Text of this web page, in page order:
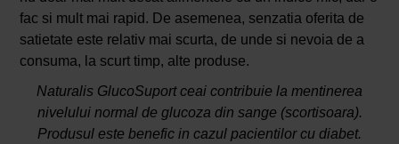
fac si mult mai rapid. De asemenea, senzatia oferita de
satietate este relativ mai scurta, de unde si nevoia de a
consuma, la scurt timp, alte produse.
Naturalis GlucoSuport ceai contribuie la mentinerea
nivelului normal de glucoza din sange (scortisoara).
Produsul este benefic in cazul pacientilor cu diabet.